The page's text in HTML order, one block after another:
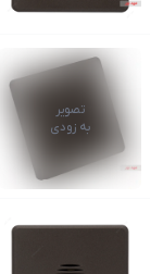
تصویر
به زودی